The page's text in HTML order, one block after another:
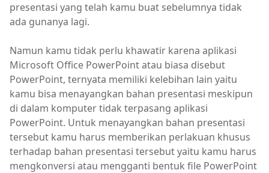
presentasi yang telah kamu buat sebelumnya tidak
ada gunanya lagi.
Namun kamu tidak perlu khawatir karena aplikasi
Microsoft Office PowerPoint atau biasa disebut
PowerPoint, ternyata memiliki kelebihan lain yaitu
kamu bisa menayangkan bahan presentasi meskipun
di dalam komputer tidak terpasang aplikasi
PowerPoint. Untuk menayangkan bahan presentasi
tersebut kamu harus memberikan perlakuan khusus
terhadap bahan presentasi tersebut yaitu kamu harus
mengkonversi atau mengganti bentuk file PowerPoint